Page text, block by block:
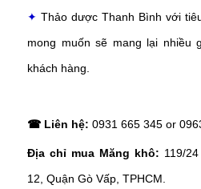
✦ Thảo dược Thanh Bình với
mong muốn sẽ mang lại nhiều
khách hàng.
☎ Liên hệ: 0931 665 345 or
Địa chỉ mua Măng khô: 119/
12, Quận Gò Vấp, TPHCM.